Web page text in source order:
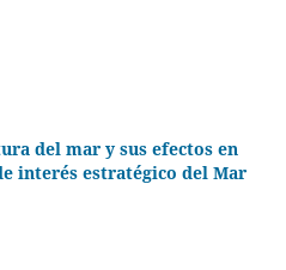
del mar y sus efectos en
interés estratégico del Mar